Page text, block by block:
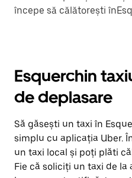
începe să călătorești
Esquerchin
de deplasare
Să găsești un taxi în
simplu cu aplicația Uber.
un taxi local și poți plăti
Fie că soliciți un taxi de la